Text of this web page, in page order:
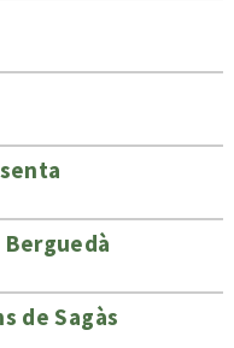
de Sagàs